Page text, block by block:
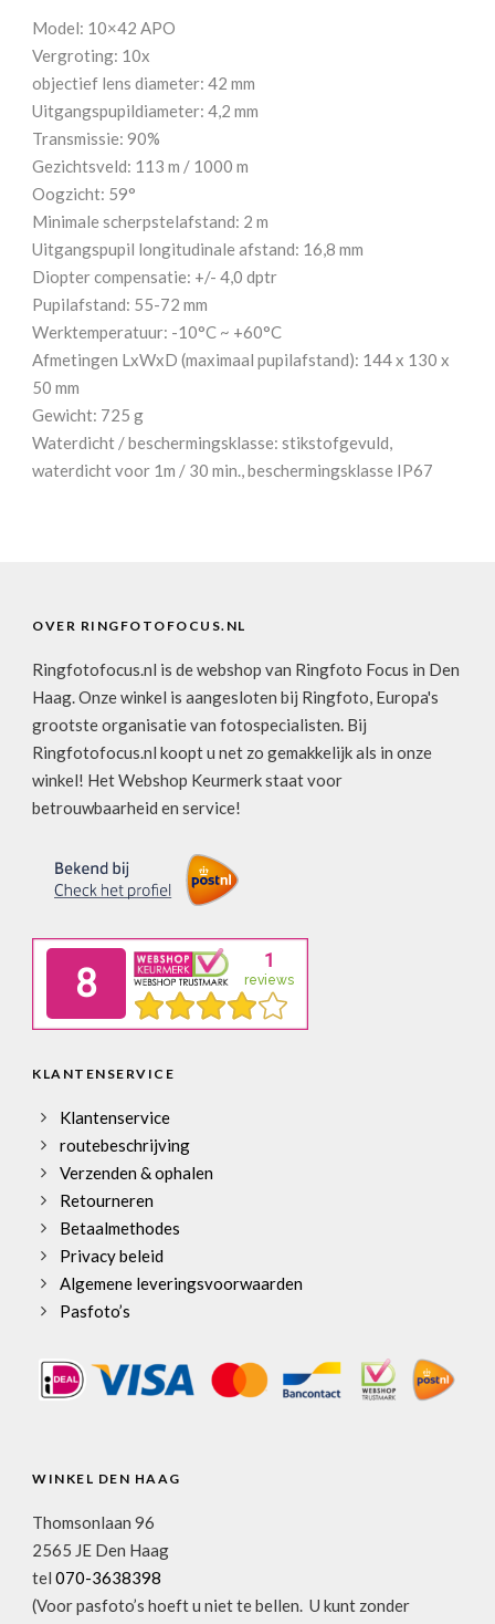
Model: 10×42 APO
Vergroting: 10x
objectief lens diameter: 42 mm
Uitgangspupildiameter: 4,2 mm
Transmissie: 90%
Gezichtsveld: 113 m / 1000 m
Oogzicht: 59°
Minimale scherpstelafstand: 2 m
Uitgangspupil longitudinale afstand: 16,8 mm
Diopter compensatie: +/- 4,0 dptr
Pupilafstand: 55-72 mm
Werktemperatuur: -10°C ~ +60°C
Afmetingen LxWxD (maximaal pupilafstand): 144 x 130 x
50 mm
Gewicht: 725 g
Waterdicht / beschermingsklasse: stikstofgevuld,
waterdicht voor 1m / 30 min., beschermingsklasse IP67
OVER RINGFOTOFOCUS.NL
Ringfotofocus.nl is de webshop van Ringfoto Focus in Den
Haag. Onze winkel is aangesloten bij Ringfoto, Europa's
grootste organisatie van fotospecialisten. Bij
Ringfotofocus.nl koopt u net zo gemakkelijk als in onze
winkel! Het Webshop Keurmerk staat voor
betrouwbaarheid en service!
KLANTENSERVICE
Klantenservice
routebeschrijving
Verzenden & ophalen
Retourneren
Betaalmethodes
Privacy beleid
Algemene leveringsvoorwaarden
Pasfoto’s
WINKEL DEN HAAG
Thomsonlaan 96
2565 JE Den Haag
tel 070-3638398
(Voor pasfoto’s hoeft u niet te bellen. U kunt zonder